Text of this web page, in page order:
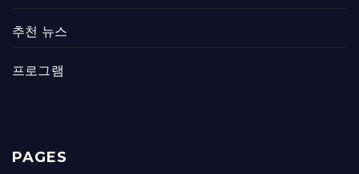
추천 뉴스
프로그램
PAGES